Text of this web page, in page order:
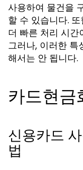
사용하여 물건을
할 수 있습니다.
더 빠른 처리 시간
그러나, 이러한 특
해서는 안 됩니다.
카드현금
신용카드
법